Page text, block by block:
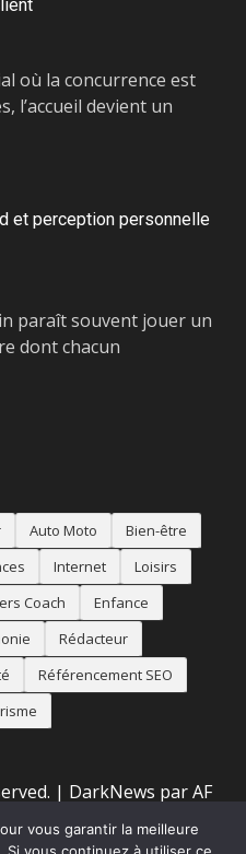
où la concurrence est
l’accueil devient un
et perception personnelle
paraît souvent jouer un
dont chacun
Auto Moto
Bien-être
Internet
Loisirs
Coach
Enfance
Rédacteur
Référencement SEO
| DarkNews par AF
vous garantir la meilleure